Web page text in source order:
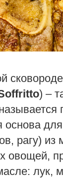
) –
основа
рагу) из
овощей,
лук,